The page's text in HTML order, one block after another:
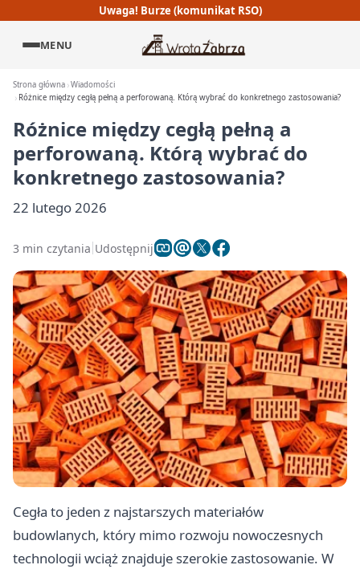
Uwaga! Burze (komunikat RSO)
MENU
Strona główna Wiadomości
Różnice między cegłą pełną a perforowaną. Którą wybrać do konkretnego zastosowania?
Różnice między cegłą pełną a
perforowaną. Którą wybrać do
konkretnego zastosowania?
22 lutego 2026
3 min czytania Udostępnij
Cegła to jeden z najstarszych materiałów
budowlanych, który mimo rozwoju nowoczesnych
technologii wciąż znajduje szerokie zastosowanie. W